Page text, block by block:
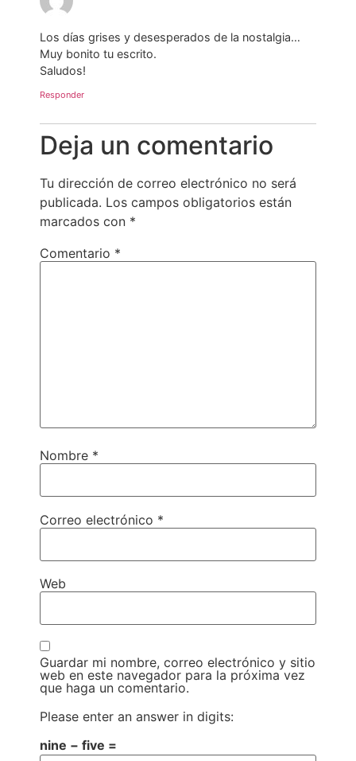
Los días grises y desesperados de la nostalgia…
Muy bonito tu escrito.
Saludos!
Responder
Deja un comentario
Tu dirección de correo electrónico no será
publicada. Los campos obligatorios están
marcados con *
Comentario *
Nombre *
Correo electrónico *
Web
Guardar mi nombre, correo electrónico y sitio
web en este navegador para la próxima vez
que haga un comentario.
Please enter an answer in digits:
nine − five =